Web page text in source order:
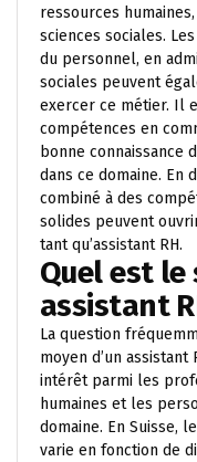
ressources
sciences sociales.
du personnel, en
sociales peuvent
exercer ce métier. Il
compétences en
bonne connaissance
dans ce domaine. En
combiné à des
solides peuvent
tant qu’assistant RH.
Quel est le
assistant
La question
moyen d’un
intérêt parmi les
humaines et les
domaine. En Suisse,
varie en fonction de